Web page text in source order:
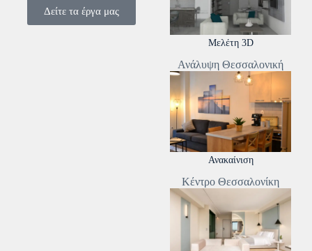
Δείτε τα έργα μας
Μελέτη 3D
Ανάλυψη Θεσσαλονική
Ανακαίνιση
Κέντρο Θεσσαλονίκη